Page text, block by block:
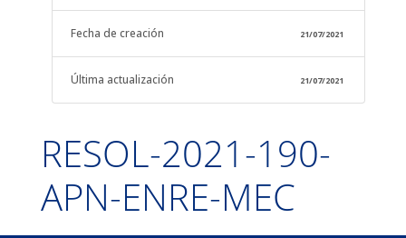
Fecha de creación 21/07/2021
Última actualización 21/07/2021
RESOL-2021-190-
APN-ENRE-MEC